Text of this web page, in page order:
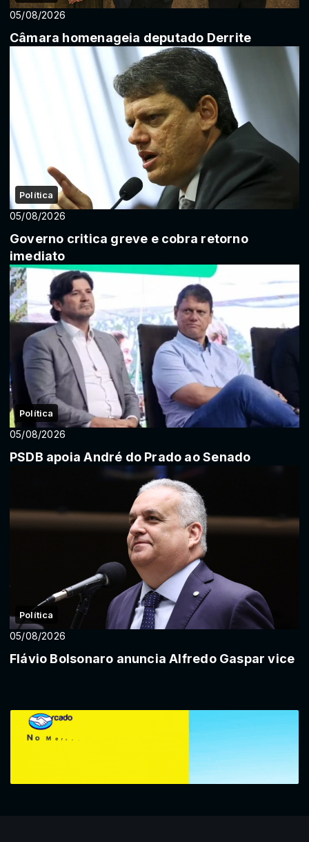
05/08/2026
Câmara homenageia deputado Derrite
Política
05/08/2026
Governo critica greve e cobra retorno
imediato
Política
05/08/2026
PSDB apoia André do Prado ao Senado
Política
05/08/2026
Flávio Bolsonaro anuncia Alfredo Gaspar vice